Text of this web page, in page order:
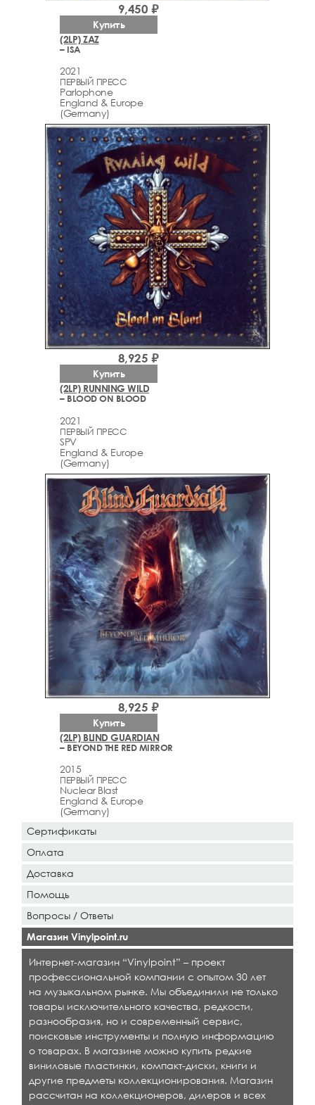
(2LP) ZAZ
– ISA
2021
ПЕРВЫЙ ПРЕСС
Parlophone
England & Europe
(Germany)
9,450 ₽
Купить
(2LP) RUNNING WILD
– BLOOD ON BLOOD
2021
ПЕРВЫЙ ПРЕСС
SPV
England & Europe
(Germany)
8,925 ₽
Купить
(2LP) BLIND GUARDIAN
– BEYOND THE RED MIRROR
2015
ПЕРВЫЙ ПРЕСС
Nuclear Blast
England & Europe
(Germany)
8,925 ₽
Купить
Сертификаты
Оплата
Доставка
Помощь
Вопросы / Ответы
Магазин Vinylpoint.ru
Интернет-магазин “Vinylpoint” – проект
профессиональной компании с опытом 30 лет
на музыкальном рынке. Мы объединили не только
товары исключительного качества, редкости,
разнообразия, но и современный сервис,
поисковые инструменты и полную информацию
о товарах. В магазине можно купить редкие
виниловые пластинки, компакт-диски, книги и
другие предметы коллекционирования. Магазин
рассчитан на коллекционеров, дилеров и всех